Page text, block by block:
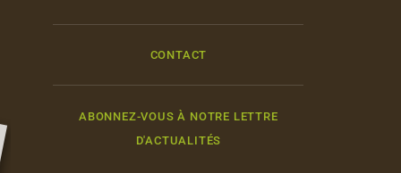
CONTACT
ABONNEZ-VOUS À NOTRE LETTRE
D'ACTUALITÉS